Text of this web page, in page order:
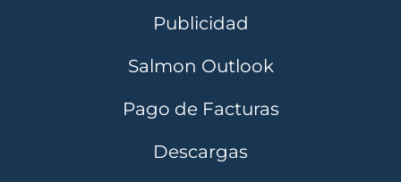
Publicidad
Salmon Outlook
Pago de Facturas
Descargas